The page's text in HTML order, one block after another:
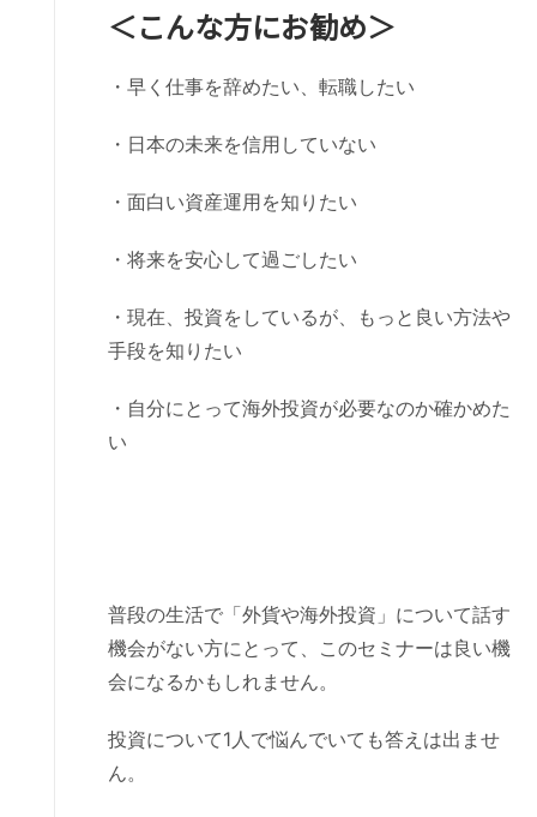
＜こんな方にお勧め＞
・早く仕事を辞めたい、転職したい
・日本の未来を信用していない
・面白い資産運用を知りたい
・将来を安心して過ごしたい
・現在、投資をしているが、もっと良い方法や
手段を知りたい
・自分にとって海外投資が必要なのか確かめた
い
普段の生活で「外貨や海外投資」について話す
機会がない方にとって、このセミナーは良い機
会になるかもしれません。
投資について1人で悩んでいても答えは出ませ
ん。